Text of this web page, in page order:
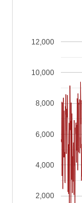
2,000
4,000
6,000
8,000
10,000
12,000